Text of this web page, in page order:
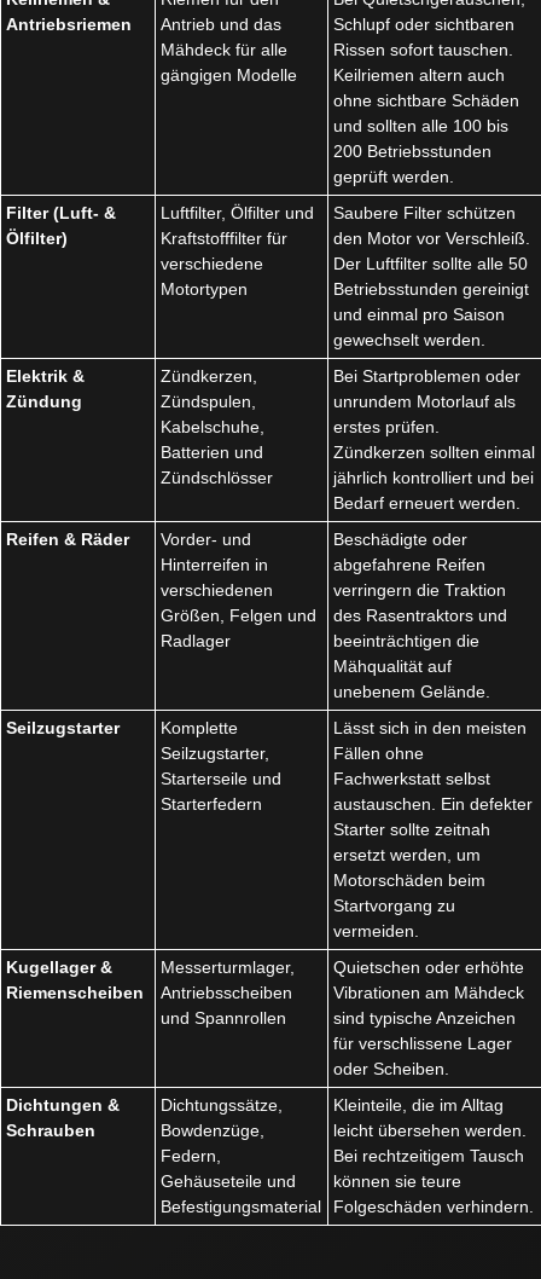
Antriebsriemen
Antrieb und das
Mähdeck für alle
gängigen Modelle
Schlupf oder sichtbaren
Rissen sofort tauschen.
Keilriemen altern auch
ohne sichtbare Schäden
und sollten alle 100 bis
200 Betriebsstunden
geprüft werden.
Filter (Luft- &
Ölfilter)
Luftfilter, Ölfilter und
Kraftstofffilter für
verschiedene
Motortypen
Saubere Filter schützen
den Motor vor Verschleiß.
Der Luftfilter sollte alle 50
Betriebsstunden gereinigt
und einmal pro Saison
gewechselt werden.
Elektrik &
Zündung
Zündkerzen,
Zündspulen,
Kabelschuhe,
Batterien und
Zündschlösser
Bei Startproblemen oder
unrundem Motorlauf als
erstes prüfen.
Zündkerzen sollten einmal
jährlich kontrolliert und bei
Bedarf erneuert werden.
Reifen & Räder
Vorder- und
Hinterreifen in
verschiedenen
Größen, Felgen und
Radlager
Beschädigte oder
abgefahrene Reifen
verringern die Traktion
des Rasentraktors und
beeinträchtigen die
Mähqualität auf
unebenem Gelände.
Seilzugstarter
Komplette
Seilzugstarter,
Starterseile und
Starterfedern
Lässt sich in den meisten
Fällen ohne
Fachwerkstatt selbst
austauschen. Ein defekter
Starter sollte zeitnah
ersetzt werden, um
Motorschäden beim
Startvorgang zu
vermeiden.
Kugellager &
Riemenscheiben
Messerturmlager,
Antriebsscheiben
und Spannrollen
Quietschen oder erhöhte
Vibrationen am Mähdeck
sind typische Anzeichen
für verschlissene Lager
oder Scheiben.
Dichtungen &
Schrauben
Dichtungssätze,
Bowdenzüge,
Federn,
Gehäuseteile und
Befestigungsmaterial
Kleinteile, die im Alltag
leicht übersehen werden.
Bei rechtzeitigem Tausch
können sie teure
Folgeschäden verhindern.